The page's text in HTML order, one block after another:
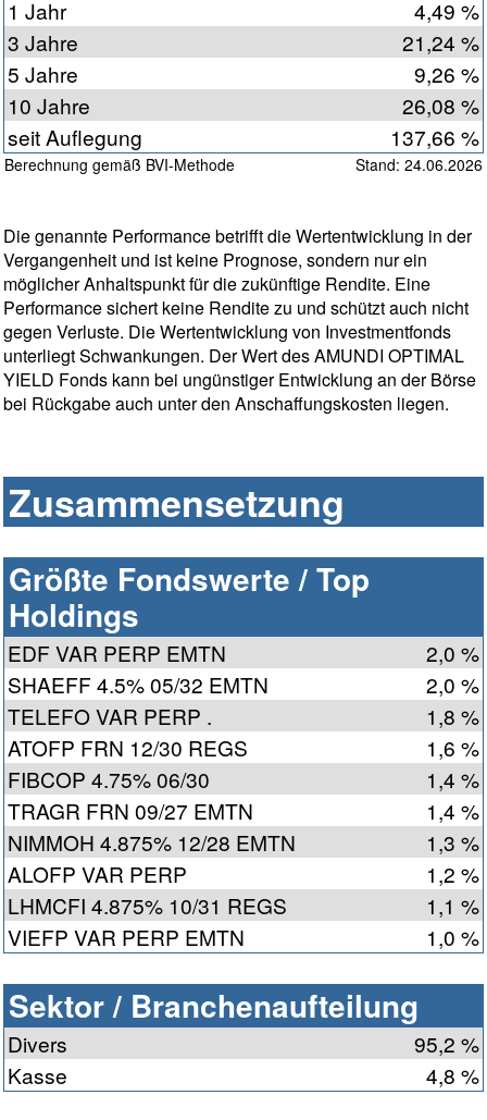
1 Jahr
4,49 %
3 Jahre
21,24 %
5 Jahre
9,26 %
10 Jahre
26,08 %
seit Auflegung
137,66 %
Berechnung gemäß BVI-Methode Stand: 24.06.2026
Die genannte Performance betrifft die Wertentwicklung in der
Vergangenheit und ist keine Prognose, sondern nur ein
möglicher Anhaltspunkt für die zukünftige Rendite. Eine
Performance sichert keine Rendite zu und schützt auch nicht
gegen Verluste. Die Wertentwicklung von Investmentfonds
unterliegt Schwankungen. Der Wert des AMUNDI OPTIMAL
YIELD Fonds kann bei ungünstiger Entwicklung an der Börse
bei Rückgabe auch unter den Anschaffungskosten liegen.
Zusammensetzung
Größte Fondswerte / Top
Holdings
EDF VAR PERP EMTN
2,0 %
SHAEFF 4.5% 05/32 EMTN
2,0 %
TELEFO VAR PERP .
1,8 %
ATOFP FRN 12/30 REGS
1,6 %
FIBCOP 4.75% 06/30
1,4 %
TRAGR FRN 09/27 EMTN
1,4 %
NIMMOH 4.875% 12/28 EMTN
1,3 %
ALOFP VAR PERP
1,2 %
LHMCFI 4.875% 10/31 REGS
1,1 %
VIEFP VAR PERP EMTN
1,0 %
Sektor / Branchenaufteilung
Divers
95,2 %
Kasse
4,8 %